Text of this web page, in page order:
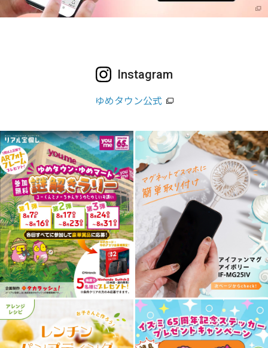
Instagram
ゆめタウン公式